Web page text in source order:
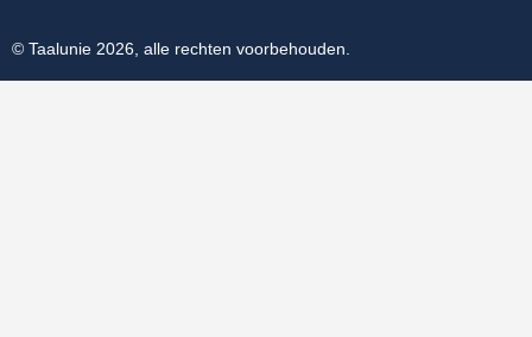
© Taalunie 2026, alle rechten voorbehouden.